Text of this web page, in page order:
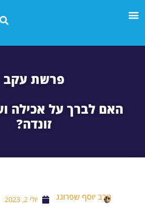
פרשת עקב
האם לברך על אכילה
זונדה?
הרב יוסף שפרונג יולי 2, 2023